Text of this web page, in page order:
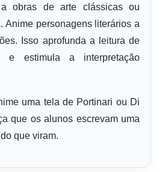
a obras de arte clássicas ou
Anime personagens literários a
Isso aprofunda a leitura de
e estimula a interpretação
uma tela de Portinari ou Di
que os alunos escrevam uma
que viram.